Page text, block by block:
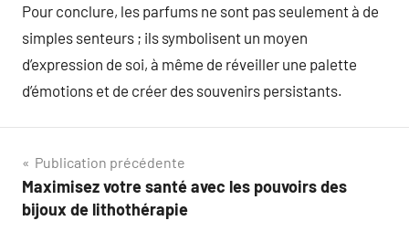
Pour conclure, les parfums ne sont pas seulement à de
simples senteurs ; ils symbolisent un moyen
d’expression de soi, à même de réveiller une palette
d’émotions et de créer des souvenirs persistants.
Navigation
de
Publication précédente
Maximisez votre santé avec les pouvoirs des
bijoux de lithothérapie